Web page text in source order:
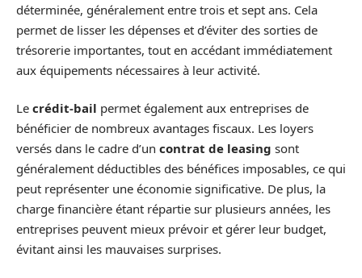
déterminée, généralement entre trois et sept ans. Cela
permet de lisser les dépenses et d’éviter des sorties de
trésorerie importantes, tout en accédant immédiatement
aux équipements nécessaires à leur activité.
Le crédit-bail permet également aux entreprises de
bénéficier de nombreux avantages fiscaux. Les loyers
versés dans le cadre d’un contrat de leasing sont
généralement déductibles des bénéfices imposables, ce qui
peut représenter une économie significative. De plus, la
charge financière étant répartie sur plusieurs années, les
entreprises peuvent mieux prévoir et gérer leur budget,
évitant ainsi les mauvaises surprises.